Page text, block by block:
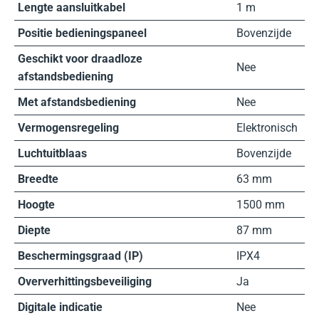
Lengte aansluitkabel
1 m
Positie bedieningspaneel
Bovenzijde
Geschikt voor draadloze
afstandsbediening
Nee
Met afstandsbediening
Nee
Vermogensregeling
Elektronisch
Luchtuitblaas
Bovenzijde
Breedte
63 mm
Hoogte
1500 mm
Diepte
87 mm
Beschermingsgraad (IP)
IPX4
Oververhittingsbeveiliging
Ja
Digitale indicatie
Nee